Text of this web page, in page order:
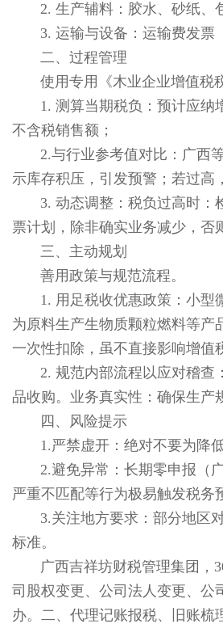
2. 生产辅料：胶水、砂纸、
3. 运输与设备：运输费发票
二、过程管理
使用专用《木业企业增值税
1. 测算当期税负：预计应纳
不含税销售额；
2.与行业参考值对比：广西
示库存积压，引发预警；若过高
3. 动态调整：税负过高时：
票计划，除非确实业务减少，否
三、主动规划
善用政策与规范流程。
1. 用足税收优惠政策：小型
为原料生产生物质颗粒燃料等
一次性扣除，虽不直接影响增值
2. 规范内部流程以应对稽查
品收购。业务真实性：确保生产
四、风险提示
1.严禁虚开：绝对不要为降
2.避免异常：长期零申报（
严重不匹配等行为极易触发税务
3.关注地方要求：部分地区
标准。
广西吉祥坊财税管理集团，
司股权变更、公司法人变更、公
办。二、代理记账报税、旧账